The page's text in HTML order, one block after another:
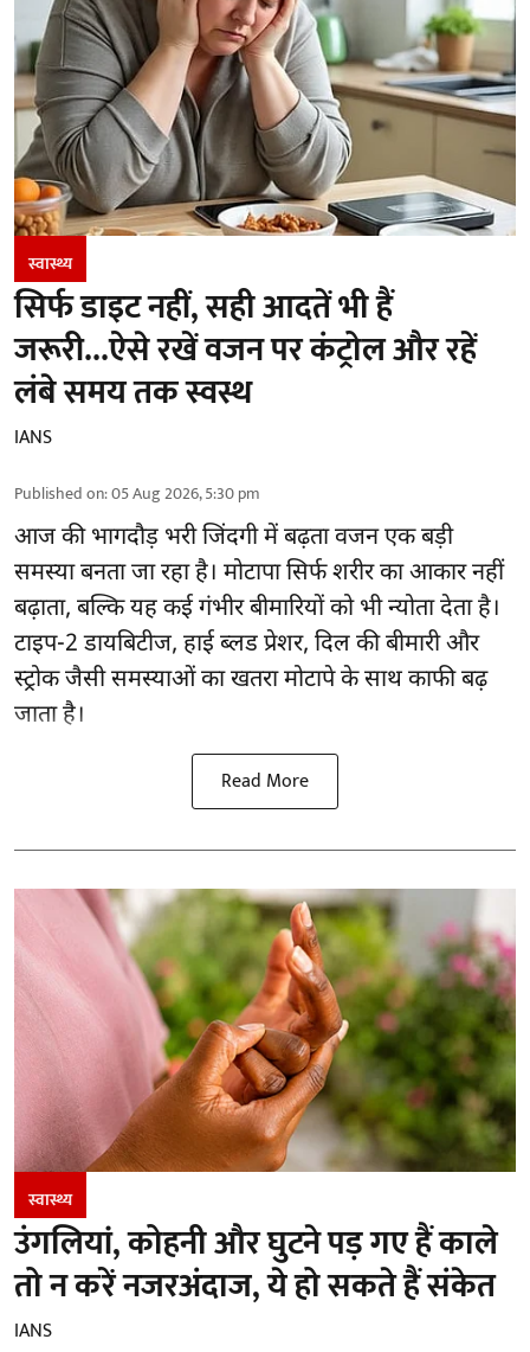
स्वास्थ्य
सिर्फ डाइट नहीं, सही आदतें भी हैं
जरूरी...ऐसे रखें वजन पर कंट्रोल और रहें
लंबे समय तक स्वस्थ
IANS
Published on:05 Aug 2026, 5:30 pm
आज की भागदौड़ भरी जिंदगी में बढ़ता वजन एक बड़ी
समस्या बनता जा रहा है। मोटापा सिर्फ शरीर का आकार नहीं
बढ़ाता, बल्कि यह कई गंभीर बीमारियों को भी न्योता देता है।
टाइप-2 डायबिटीज, हाई ब्लड प्रेशर, दिल की बीमारी और
स्ट्रोक जैसी समस्याओं का खतरा मोटापे के साथ काफी बढ़
जाता है।
Read More
स्वास्थ्य
उंगलियां, कोहनी और घुटने पड़ गए हैं काले
तो न करें नजरअंदाज, ये हो सकते हैं संकेत
IANS